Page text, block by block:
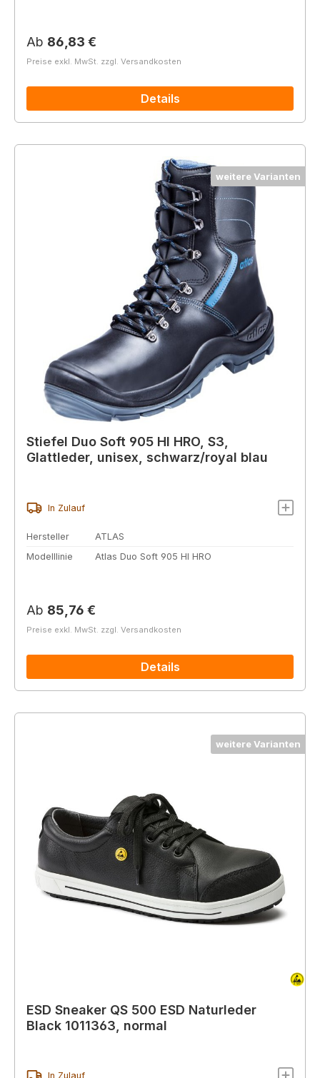
Regulärer Preis:
Ab 86,83 €
Preise exkl. MwSt. zzgl. Versandkosten
Details
weitere Varianten
Stiefel Duo Soft 905 HI HRO, S3,
Glattleder, unisex, schwarz/royal blau
In Zulauf
Hersteller
ATLAS
Modelllinie
Atlas Duo Soft 905 HI HRO
Regulärer Preis:
Ab 85,76 €
Preise exkl. MwSt. zzgl. Versandkosten
Details
weitere Varianten
ESD Sneaker QS 500 ESD Naturleder
Black 1011363, normal
In Zulauf